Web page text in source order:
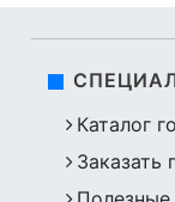
Каталог
Заказать